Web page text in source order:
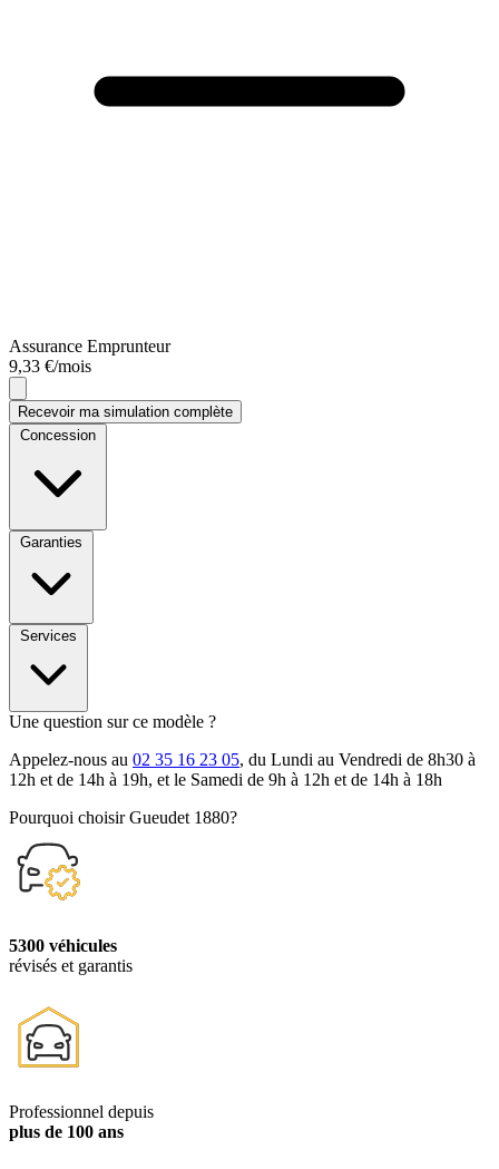
Assurance Emprunteur
9,33 €/mois
Recevoir ma simulation complète
Concession
Garanties
Services
Une question sur ce modèle ?
Appelez-nous au 02 35 16 23 05, du Lundi au Vendredi de 8h30 à
12h et de 14h à 19h, et le Samedi de 9h à 12h et de 14h à 18h
Pourquoi choisir Gueudet 1880?
5300 véhicules
révisés et garantis
Professionnel depuis
plus de 100 ans